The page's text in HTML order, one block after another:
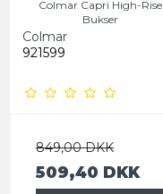
Colmar Capri High-Rise
Bukser
Colmar
921599
849,00 DKK
509,40 DKK